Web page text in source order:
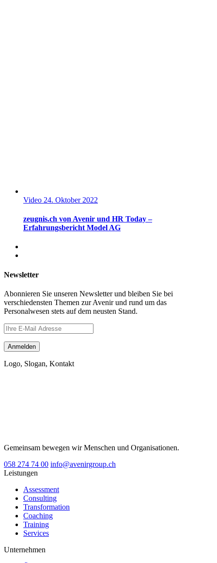
Video 24. Oktober 2022
zeugnis.ch von Avenir und HR Today –
Erfahrungsbericht Model AG
Newsletter
Abonnieren Sie unseren Newsletter und bleiben Sie bei
verschiedensten Themen zur Avenir und rund um das
Personalwesen stets auf dem neusten Stand.
Logo, Slogan, Kontakt
Gemeinsam bewegen wir Menschen und Organisationen.
058 274 74 00 info@avenirgroup.ch
Leistungen
Assessment
Consulting
Transformation
Coaching
Training
Services
Unternehmen